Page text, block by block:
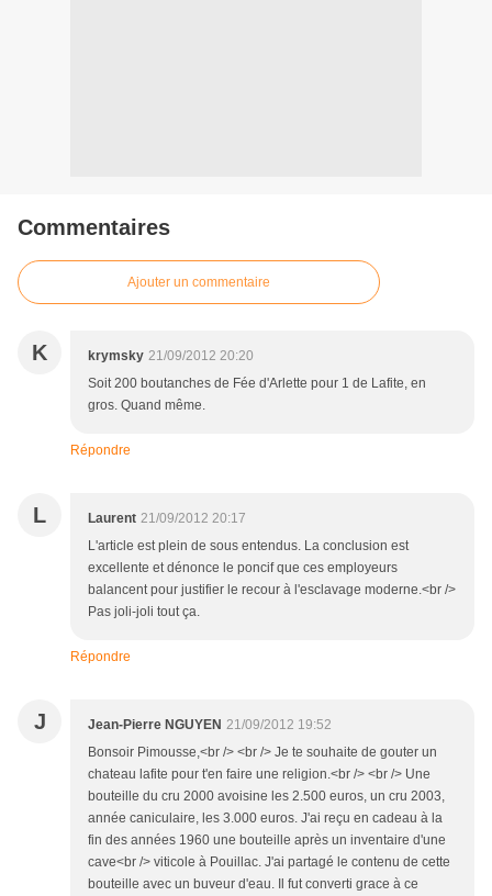
Commentaires
Ajouter un commentaire
K krymsky 21/09/2012 20:20
Soit 200 boutanches de Fée d'Arlette pour 1 de Lafite, en
gros. Quand même.
Répondre
L Laurent 21/09/2012 20:17
L'article est plein de sous entendus. La conclusion est
excellente et dénonce le poncif que ces employeurs
balancent pour justifier le recour à l'esclavage moderne.<br />
Pas joli-joli tout ça.
Répondre
J Jean-Pierre NGUYEN 21/09/2012 19:52
Bonsoir Pimousse,<br /> <br /> Je te souhaite de gouter un
chateau lafite pour t'en faire une religion.<br /> <br /> Une
bouteille du cru 2000 avoisine les 2.500 euros, un cru 2003,
année caniculaire, les 3.000 euros. J'ai reçu en cadeau à la
fin des années 1960 une bouteille après un inventaire d'une
cave<br /> viticole à Pouillac. J'ai partagé le contenu de cette
bouteille avec un buveur d'eau. Il fut converti grace à ce